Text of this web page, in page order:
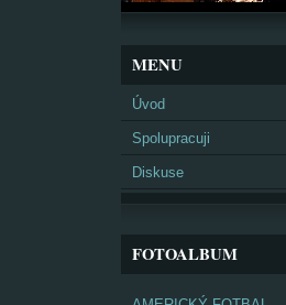
MENU
Úvod
Spolupracuji
Diskuse
FOTOALBUM